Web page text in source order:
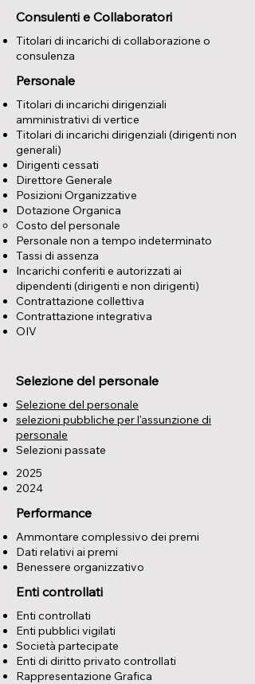
Consulenti e Collaboratori
Titolari di incarichi di collaborazione o
consulenza
Personale
Titolari di incarichi dirigenziali
amministrativi di vertice
Titolari di incarichi dirigenziali (dirigenti non
generali)
Dirigenti cessati
Direttore Generale
Posizioni Organizzative
Dotazione Organica
Costo del personale
Personale non a tempo indeterminato
Tassi di assenza
Incarichi conferiti e autorizzati ai
dipendenti (dirigenti e non dirigenti)
Contrattazione collettiva
Contrattazione integrativa
OIV
Selezione del personale
Selezione del personale
selezioni pubbliche per l'assunzione di
personale
Selezioni passate
2025
2024
Performance
Ammontare complessivo dei premi
Dati relativi ai premi
Benessere organizzativo
Enti controllati
Enti controllati
Enti pubblici vigilati
Società partecipate
Enti di diritto privato controllati
Rappresentazione Grafica